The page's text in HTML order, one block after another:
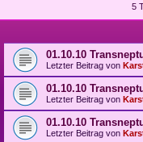
5
01.10.10
Letzter Beitrag von
01.10.10
Letzter Beitrag von
01.10.10
Letzter Beitrag von